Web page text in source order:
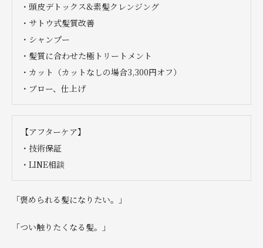
・頭皮デトックス&素髪クレンジング
・サトウ式髪質改善
・シャンプー
・髪質に合わせた極トリートメント
・カット（カットなしの場合3,300円オフ）
・ブロー、仕上げ
【アフターケア】
・技術保証
・LINE相談
「褒められる髪になりたい。」
「つい触りたくなる髪。」